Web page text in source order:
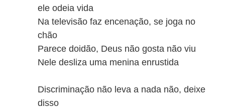
ele odeia vida
Na televisão faz encenação, se joga no
chão
Parece doidão, Deus não gosta não viu
Nele desliza uma menina enrustida
Discriminação não leva a nada não, deixe
disso